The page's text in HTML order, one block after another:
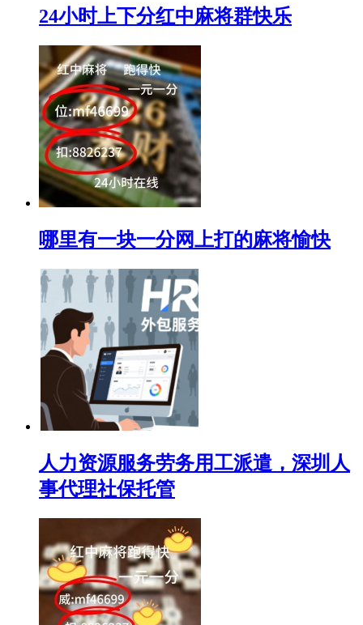
24小时上下分红中麻将群快乐
哪里有一块一分网上打的麻将愉快
人力资源服务劳务用工派遣，深圳人
事代理社保托管